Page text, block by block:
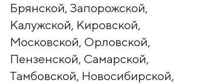
Брянской, Запорожской,
Калужской, Кировской,
Московской, Орловской,
Пензенской, Самарской,
Тамбовской, Новосибирской,